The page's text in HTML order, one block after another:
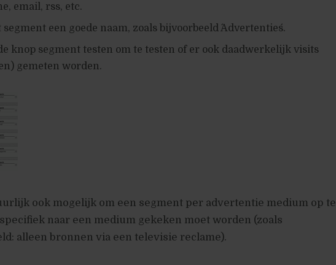
email, rss, etc.
segment een goede naam, zoals bijvoorbeeld ´Advertenties´.
knop segment testen om te testen of er ook daadwerkelijk visits
gemeten worden.
ook mogelijk om een segment per advertentie medium op te
naar een medium gekeken moet worden (zoals
alleen bronnen via een televisie reclame).